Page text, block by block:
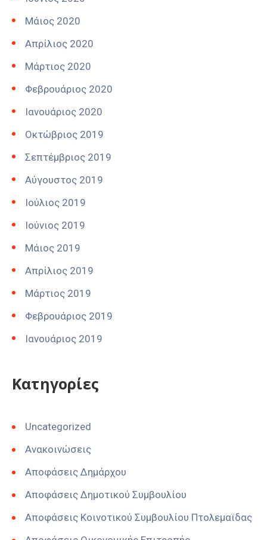
Μάιος 2020
Απρίλιος 2020
Μάρτιος 2020
Φεβρουάριος 2020
Ιανουάριος 2020
Οκτώβριος 2019
Σεπτέμβριος 2019
Αύγουστος 2019
Ιούλιος 2019
Ιούνιος 2019
Μάιος 2019
Απρίλιος 2019
Μάρτιος 2019
Φεβρουάριος 2019
Ιανουάριος 2019
Kατηγορίες
Uncategorized
Ανακοινώσεις
Αποφάσεις Δημάρχου
Αποφάσεις Δημοτικού Συμβουλίου
Αποφάσεις Κοινοτικού Συμβουλίου Πτολεμαϊδας